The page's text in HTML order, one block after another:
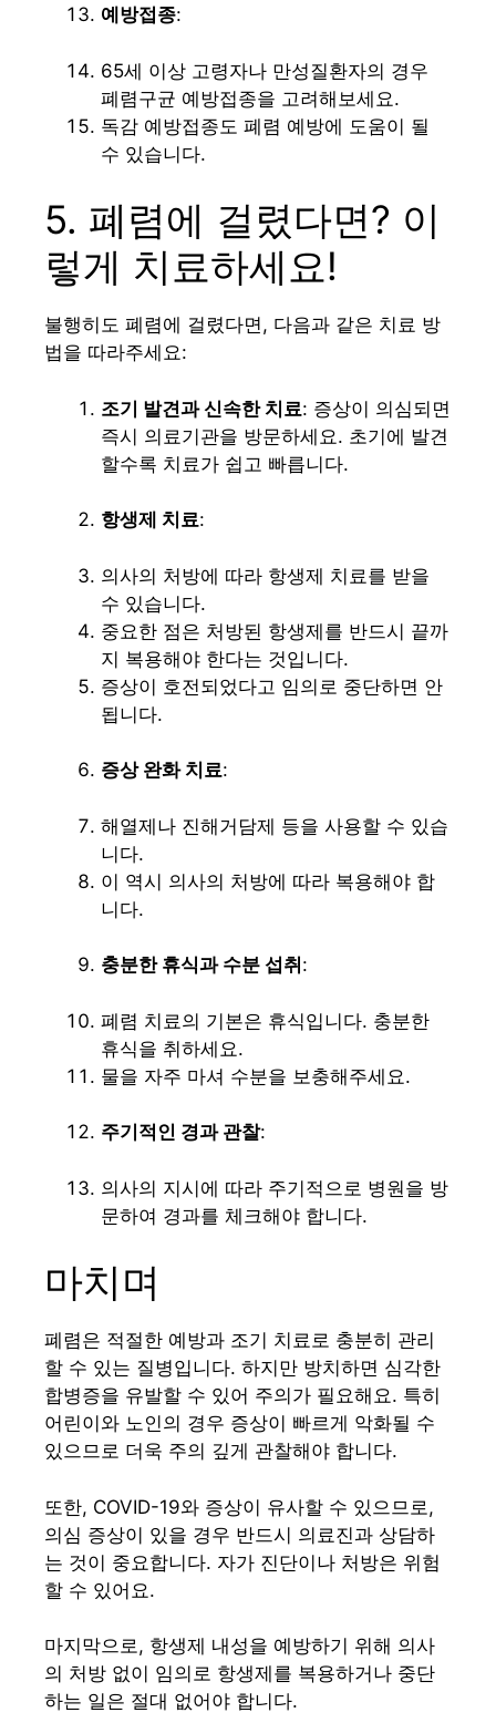
예방접종:
65세 이상 고령자나 만성질환자의 경우
폐렴구균 예방접종을 고려해보세요.
독감 예방접종도 폐렴 예방에 도움이 될
수 있습니다.
5. 폐렴에 걸렸다면? 이
렇게 치료하세요!
불행히도 폐렴에 걸렸다면, 다음과 같은 치료 방
법을 따라주세요:
조기 발견과 신속한 치료: 증상이 의심되면
즉시 의료기관을 방문하세요. 초기에 발견
할수록 치료가 쉽고 빠릅니다.
항생제 치료:
의사의 처방에 따라 항생제 치료를 받을
수 있습니다.
중요한 점은 처방된 항생제를 반드시 끝까
지 복용해야 한다는 것입니다.
증상이 호전되었다고 임의로 중단하면 안
됩니다.
증상 완화 치료:
해열제나 진해거담제 등을 사용할 수 있습
니다.
이 역시 의사의 처방에 따라 복용해야 합
니다.
충분한 휴식과 수분 섭취 :
폐렴 치료의 기본은 휴식입니다. 충분한
휴식을 취하세요.
물을 자주 마셔 수분을 보충해주세요.
주기적인 경과 관찰:
의사의 지시에 따라 주기적으로 병원을 방
문하여 경과를 체크해야 합니다.
마치며
폐렴은 적절한 예방과 조기 치료로 충분히 관리
할 수 있는 질병입니다. 하지만 방치하면 심각한
합병증을 유발할 수 있어 주의가 필요해요. 특히
어린이와 노인의 경우 증상이 빠르게 악화될 수
있으므로 더욱 주의 깊게 관찰해야 합니다.
또한, COVID-19와 증상이 유사할 수 있으므로,
의심 증상이 있을 경우 반드시 의료진과 상담하
는 것이 중요합니다. 자가 진단이나 처방은 위험
할 수 있어요.
마지막으로, 항생제 내성을 예방하기 위해 의사
의 처방 없이 임의로 항생제를 복용하거나 중단
하는 일은 절대 없어야 합니다.